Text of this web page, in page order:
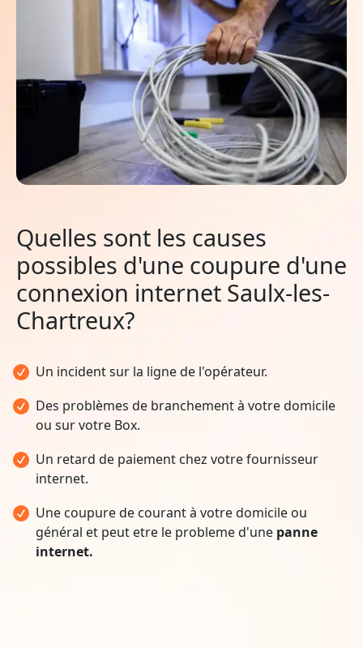
Quelles sont les causes
possibles d'une coupure d'une
connexion internet Saulx-les-
Chartreux?
Un incident sur la ligne de l'opérateur.
Des problèmes de branchement à votre domicile
ou sur votre Box.
Un retard de paiement chez votre fournisseur
internet.
Une coupure de courant à votre domicile ou
général et peut etre le probleme d'une panne
internet.